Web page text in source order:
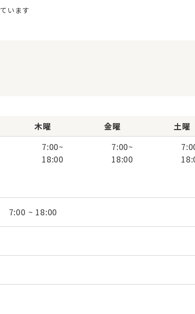
木曜
7:00~
18:00
金曜
7:00~
18:00
土曜
7:00 ~ 18:00